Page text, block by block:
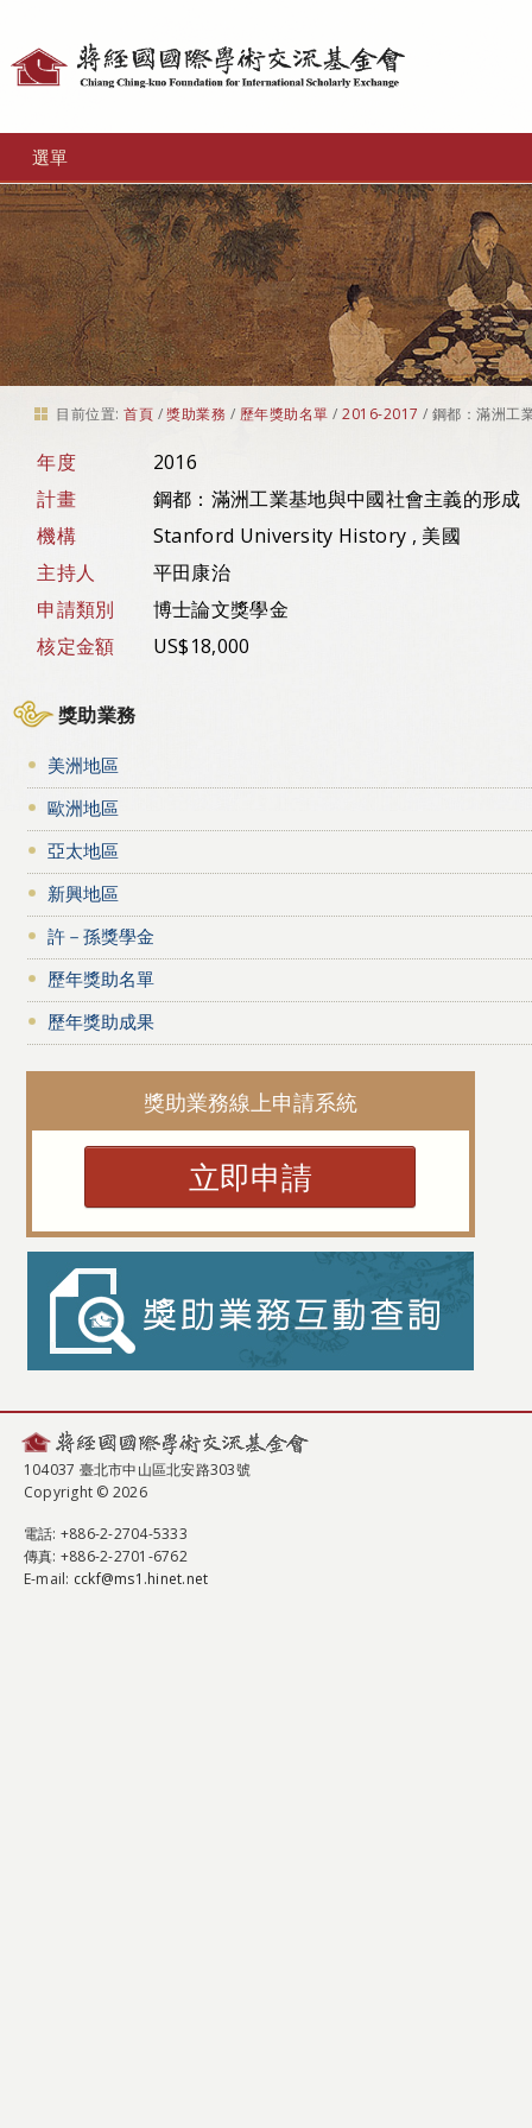
選單
目前位置: 首頁 /獎助業務 / 歷年獎助名單 /2016-2017 / 鋼都：滿洲工
年度
2016
計畫
鋼都：滿洲工業基地與中國社會主義的形成
機構
Stanford University History , 美國
主持人
平田康治
申請類別
博士論文獎學金
核定金額
US$18,000
獎助業務
美洲地區
歐洲地區
亞太地區
新興地區
許－孫獎學金
歷年獎助名單
歷年獎助成果
獎助業務線上申請系統
立即申請
104037 臺北市中山區北安路303號
Copyright © 2026
電話: +886-2-2704-5333
傳真: +886-2-2701-6762
E-mail: cckf@ms1.hinet.net